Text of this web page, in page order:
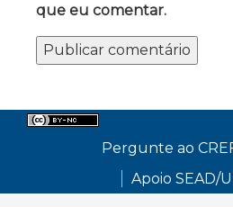
que eu comentar.
Pergunte ao
Apoio SEAD/